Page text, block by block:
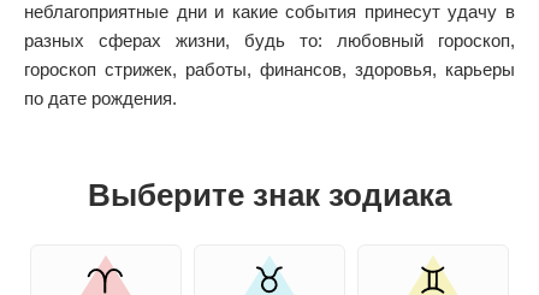
неблагоприятные дни и какие события принесут удачу в
разных сферах жизни, будь то: любовный гороскоп,
гороскоп стрижек, работы, финансов, здоровья, карьеры
по дате рождения.
Выберите знак зодиака